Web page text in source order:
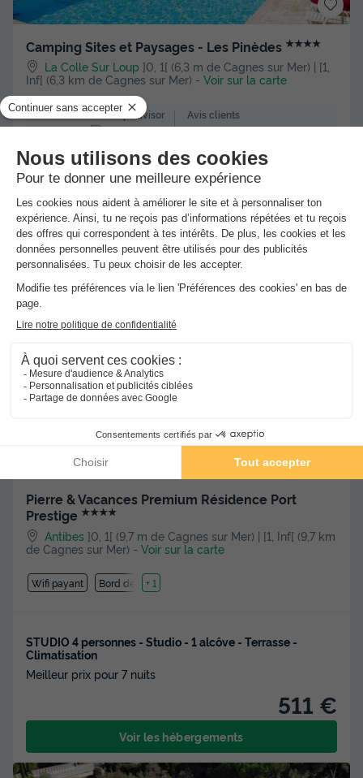
Camping Sites et Paysages - Les Pinèdes ★★★★
La Colle Sur Loup ]0, 1[ (6,3 m de Cagnes sur Mer) | [1,
Inf[ (6,3 km de Cagnes sur Mer) - Voir sur la carte
Avis TripAdvisor
195 avis
Avis clients
8.9
Wifi payant Bord de mer
+ 2
MOBILHOME 4 personnes - Grand confort Riviéra
Meilleur prix pour 7 nuits
485,10 €
Pierre & Vacances Premium Résidence Port
Prestige ★★★★
Antibes ]0, 1[ (9,7 m de Cagnes sur Mer) | [1, Inf[ (9,7 km
de Cagnes sur Mer) - Voir sur la carte
Wifi payant Bord de mer
+ 1
STUDIO 4 personnes - Studio - 1 alcôve - Terrasse -
Climatisation
Meilleur prix pour 7 nuits
511 €
Voir les hébergements